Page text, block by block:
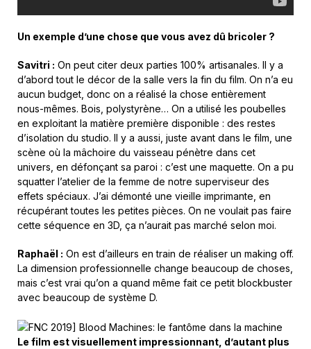
Un exemple d’une chose que vous avez dû bricoler ?
Savitri : On peut citer deux parties 100% artisanales. Il y a
d’abord tout le décor de la salle vers la fin du film. On n’a eu
aucun budget, donc on a réalisé la chose entièrement
nous-mêmes. Bois, polystyrène… On a utilisé les poubelles
en exploitant la matière première disponible : des restes
d’isolation du studio. Il y a aussi, juste avant dans le film, une
scène où la mâchoire du vaisseau pénètre dans cet
univers, en défonçant sa paroi : c’est une maquette. On a pu
squatter l’atelier de la femme de notre superviseur des
effets spéciaux. J’ai démonté une vieille imprimante, en
récupérant toutes les petites pièces. On ne voulait pas faire
cette séquence en 3D, ça n’aurait pas marché selon moi.
Raphaël : On est d’ailleurs en train de réaliser un making off.
La dimension professionnelle change beaucoup de choses,
mais c’est vrai qu’on a quand même fait ce petit blockbuster
avec beaucoup de système D.
Le film est visuellement impressionnant, d’autant plus